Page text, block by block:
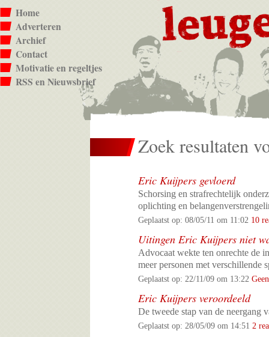
Home
Adverteren
Archief
Contact
Motivatie en regeltjes
RSS en Nieuwsbrief
Zoek resultaten
Eric Kuijpers gevloerd
Schorsing en strafrechtelijk
oplichting en
Geplaatst op: 08/05/11 om 11:02 10
Uitingen Eric Kuijpers niet
Advocaat wekte ten onrechte de
meer personen met verschillende
Geplaatst op: 22/11/09 om 13:22
Eric Kuijpers veroordeeld
De tweede stap van de neergang
Geplaatst op: 28/05/09 om 14:51 2